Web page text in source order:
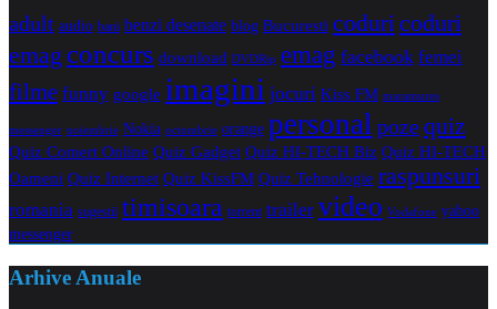
adult audio bani benzi desenate blog Bucuresti coduricoduri
emag concurs download DVDRip emag facebook femei
filme funny google imagini jocuri Kiss FM maramures
messenger noiembrie Nokia octombrie orange personal pozequiz
Quiz Comert Online Quiz Gadget Quiz HI-TECH Biz Quiz HI-TECH
Oameni Quiz Internet Quiz KissFM Quiz Tehnologie raspunsuri
romania sugestii timisoara torrent trailer video Vodafone yahoo
messenger
Arhive Anuale